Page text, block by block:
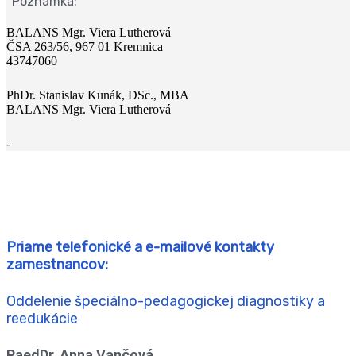
BALANS Mgr. Viera Lutherová
ČSA 263/56, 967 01 Kremnica
43747060
PhDr. Stanislav Kunák, DSc., MBA
BALANS Mgr. Viera Lutherová
-
Priame telefonické a e-mailové kontakty
zamestnancov:
Oddelenie špeciálno-pedagogickej diagnostiky a
reedukácie